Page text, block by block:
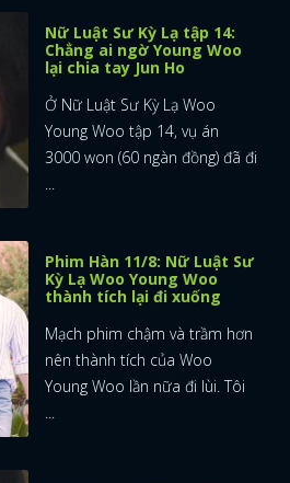
Nữ Luật Sư Kỳ Lạ tập 14:
Chẳng ai ngờ Young Woo
lại chia tay Jun Ho
Ở Nữ Luật Sư Kỳ Lạ Woo
Young Woo tập 14, vụ án
3000 won (60 ngàn đồng) đã đi
...
Phim Hàn 11/8: Nữ Luật Sư
Kỳ Lạ Woo Young Woo
thành tích lại đi xuống
Mạch phim chậm và trầm hơn
nên thành tích của Woo
Young Woo lần nữa đi lùi. Tôi
...